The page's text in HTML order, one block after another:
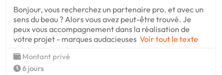
Bonjour, vous recherchez un partenaire pro. et avec un
sens du beau ? Alors vous avez peut-être trouvé. Je
peux vous accompagnement dans la réalisation de
votre projet - marques audacieuses Voir tout le texte
Montant privé
6 jours